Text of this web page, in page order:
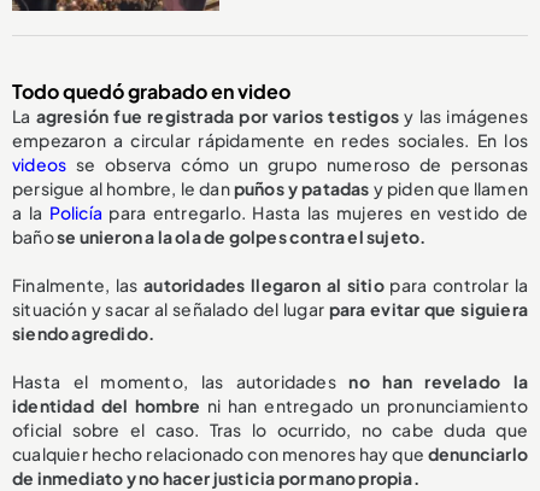
Todo quedó grabado en video
La agresión fue registrada por varios testigos y las imágenes
empezaron a circular rápidamente en redes sociales. En los
videos se observa cómo un grupo numeroso de personas
persigue al hombre, le danpuños y patadas y piden que llamen
a la Policía para entregarlo. Hasta las mujeres en vestido de
bañose unieron a la ola de golpes contra el sujeto.
Finalmente, lasautoridades llegaron al sitiopara controlar la
situación y sacar al señalado del lugar para evitar que siguiera
siendo agredido.
Hasta el momento, las autoridadesno han revelado la
identidad del hombre ni han entregado un pronunciamiento
oficial sobre el caso. Tras lo ocurrido, no cabe duda que
cualquier hecho relacionado con menores hay que denunciarlo
de inmediato y no hacer justicia por mano propia.